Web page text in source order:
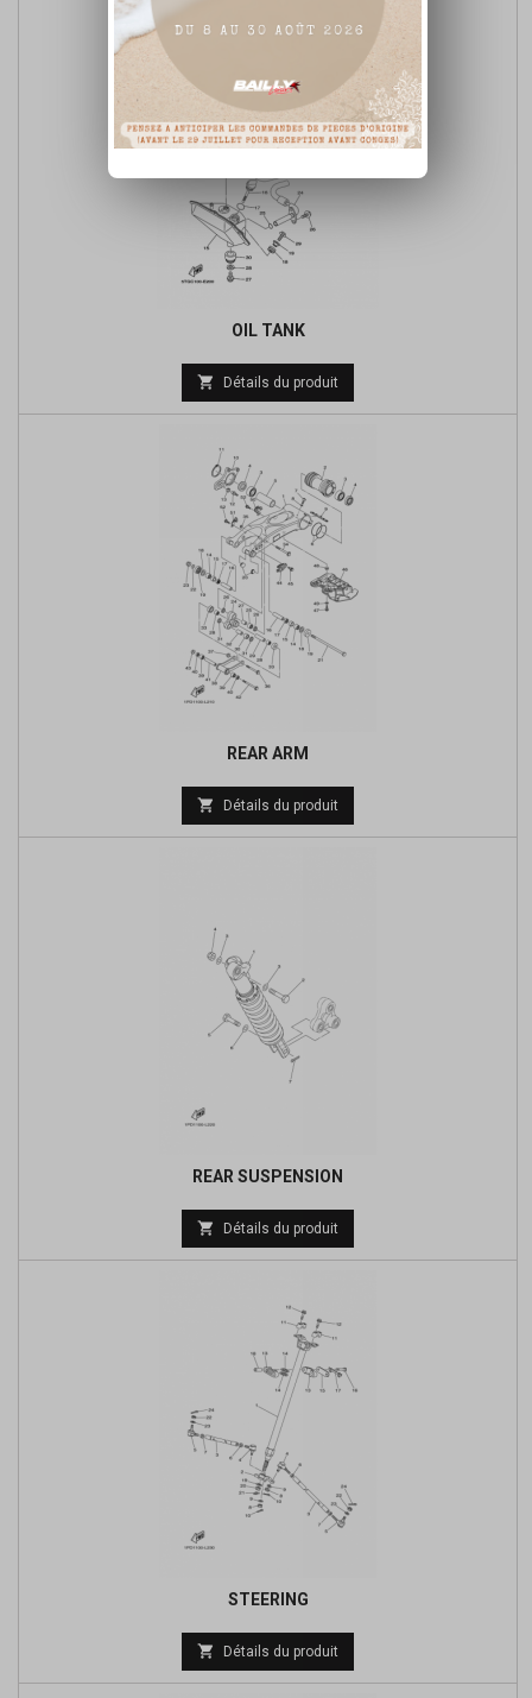
OIL TANK
Prix
de
 Détails du produit
REAR ARM
Prix
de
 Détails du produit
REAR SUSPENSION
Prix
de
 Détails du produit
STEERING
Prix
de
 Détails du produit